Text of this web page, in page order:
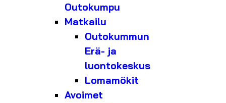
Outokumpu
Matkailu
Outokummun
Erä- ja
luontokeskus
Lomamökit
Avoimet